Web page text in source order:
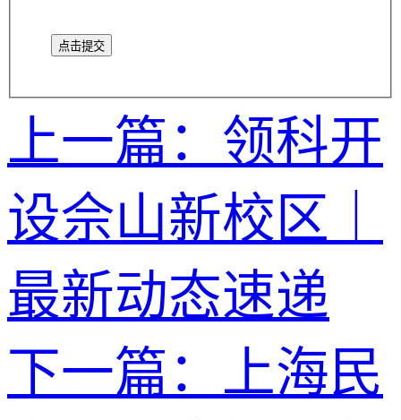
点击提交
上一篇：领科开
设佘山新校区｜
最新动态速递
下一篇：上海民